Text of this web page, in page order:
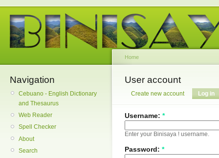
Navigation
Cebuano - English Dictionary
and Thesaurus
Web Reader
Spell Checker
About
Search
Home
User account
Create new account Log in
Username: *
Enter your Binisaya ! username.
Password: *